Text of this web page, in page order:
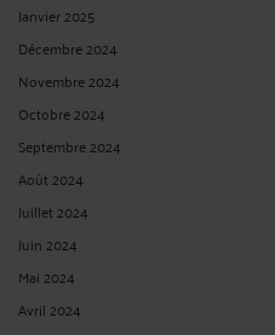
Janvier 2025
Décembre 2024
Novembre 2024
Octobre 2024
Septembre 2024
Août 2024
Juillet 2024
Juin 2024
Mai 2024
Avril 2024